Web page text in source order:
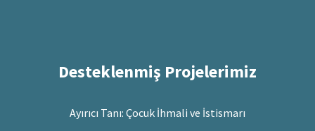
Desteklenmiş Projelerimiz
Ayırıcı Tanı: Çocuk İhmali ve İstismarı